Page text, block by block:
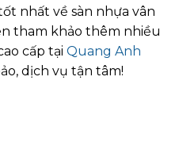
nhất về sàn nhựa vân
tham khảo thêm nhiều
cấp tại Quang Anh
dịch vụ tận tâm!